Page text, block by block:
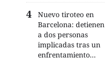
Nuevo tiroteo en
Barcelona: detienen
a dos personas
implicadas tras un
enfrentamiento...